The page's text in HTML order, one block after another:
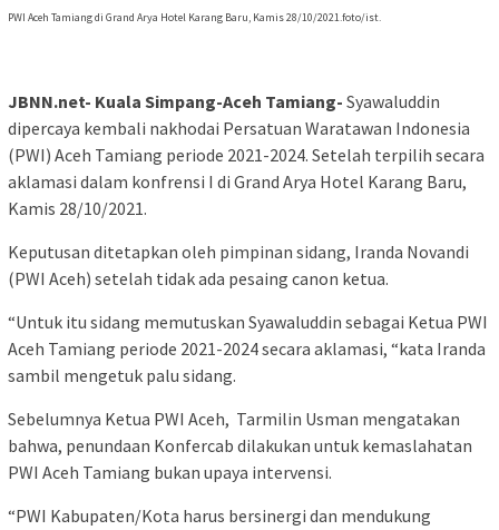
PWI Aceh Tamiang di Grand Arya Hotel Karang Baru, Kamis 28/10/2021.foto/ist.
JBNN.net- Kuala Simpang-Aceh Tamiang- Syawaluddin
dipercaya kembali nakhodai Persatuan Waratawan Indonesia
(PWI) Aceh Tamiang periode 2021-2024. Setelah terpilih secara
aklamasi dalam konfrensi I di Grand Arya Hotel Karang Baru,
Kamis 28/10/2021.
Keputusan ditetapkan oleh pimpinan sidang, Iranda Novandi
(PWI Aceh) setelah tidak ada pesaing canon ketua.
“Untuk itu sidang memutuskan Syawaluddin sebagai Ketua PWI
Aceh Tamiang periode 2021-2024 secara aklamasi, “kata Iranda
sambil mengetuk palu sidang.
Sebelumnya Ketua PWI Aceh, Tarmilin Usman mengatakan
bahwa, penundaan Konfercab dilakukan untuk kemaslahatan
PWI Aceh Tamiang bukan upaya intervensi.
“PWI Kabupaten/Kota harus bersinergi dan mendukung